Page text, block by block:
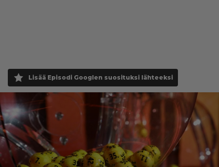
Lisää Episodi Googlen suosituksi lähteeksi